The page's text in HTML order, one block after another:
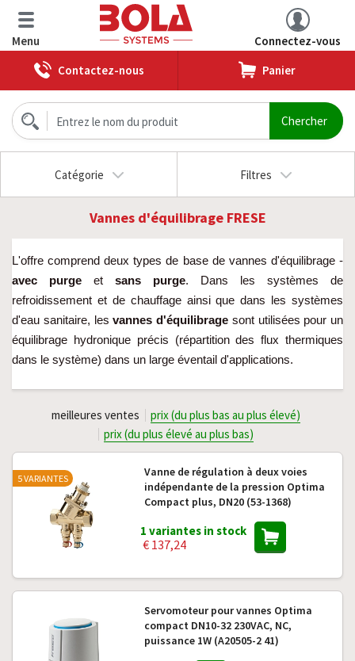
Menu
Connectez-vous
Contactez-nous
Panier
Catégorie Filtres
Vannes d'équilibrage FRESE
L'offre comprend deux types de base de vannes d'équilibrage -
avec purge et sans purge. Dans les systèmes de
refroidissement et de chauffage ainsi que dans les systèmes
d'eau sanitaire, lesvannes d'équilibrage sont utilisées pour un
équilibrage hydronique précis (répartition des flux thermiques
dans le système) dans un large éventail d'applications.
meilleures ventes
prix (du plus bas au plus élevé)
prix (du plus élevé au plus bas)
Vanne de régulation à deux voies
indépendante de la pression Optima
Compact plus, DN20 (53-1368)
1 variantes in stock
€ 137,24
5 VARIANTES
Servomoteur pour vannes Optima
compact DN10-32 230VAC, NC,
puissance 1W (A20505-2 41)